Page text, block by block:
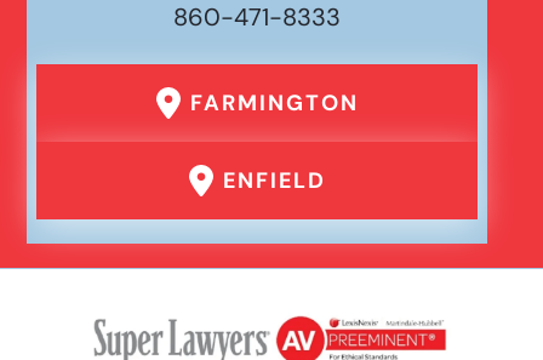
860-471-8333
FARMINGTON
ENFIELD